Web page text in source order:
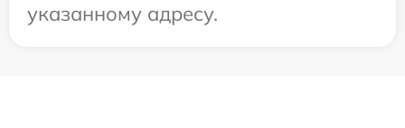
указанному адресу.